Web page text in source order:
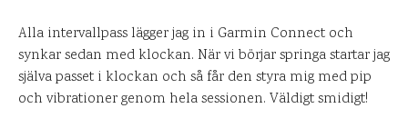
Alla intervallpass lägger jag in i Garmin Connect och
synkar sedan med klockan. När vi börjar springa startar jag
själva passet i klockan och så får den styra mig med pip
och vibrationer genom hela sessionen. Väldigt smidigt!